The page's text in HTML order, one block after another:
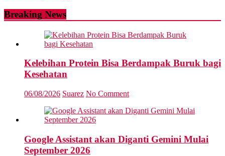
Breaking News
Kelebihan Protein Bisa Berdampak Buruk bagi
Kesehatan
06/08/2026 Suarez No Comment
Google Assistant akan Diganti Gemini Mulai
September 2026